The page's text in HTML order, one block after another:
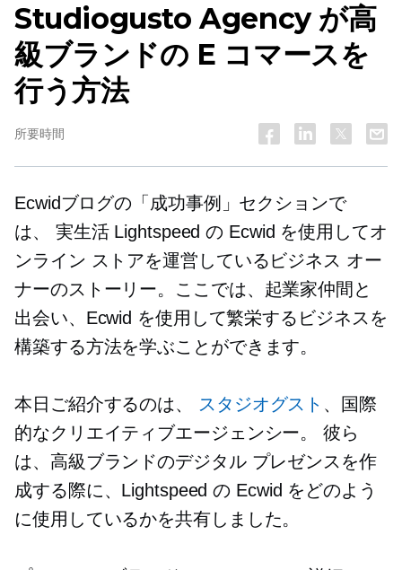
Studiogusto Agency が高
級ブランドの E コマースを
行う方法
所要時間
Ecwidブログの「成功事例」セクションで
は、 実生活Lightspeed の Ecwid を使用してオ
ンライン ストアを運営しているビジネス オー
ナーのストーリー。ここでは、起業家仲間と
出会い、Ecwid を使用して繁栄するビジネスを
構築する方法を学ぶことができます。
本日ご紹介するのは、 スタジオグスト 、国際
的なクリエイティブエージェンシー。 彼ら
は、高級ブランドのデジタル プレゼンスを作
成する際に、Lightspeed の Ecwid をどのよう
に使用しているかを共有しました。